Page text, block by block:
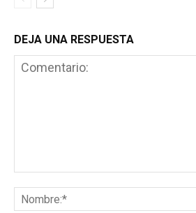
DEJA UNA RESPUESTA